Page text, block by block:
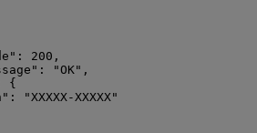
: 200 ,
: "OK" ,
{
: "XXXXX-XXXXX"